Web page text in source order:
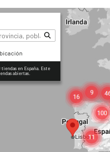
en España. Este
abiertas.